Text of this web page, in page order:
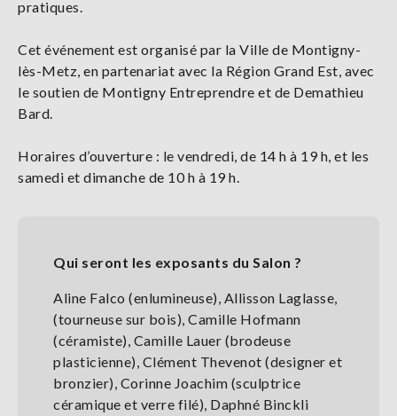
pratiques.
Cet événement est organisé par la Ville de Montigny-
lès-Metz, en partenariat avec la Région Grand Est, avec
le soutien de Montigny Entreprendre et de Demathieu
Bard.
Horaires d’ouverture : le vendredi, de 14 h à 19 h, et les
samedi et dimanche de 10 h à 19 h.
Qui seront les exposants du Salon ?
Aline Falco (enlumineuse), Allisson Laglasse,
(tourneuse sur bois), Camille Hofmann
(céramiste), Camille Lauer (brodeuse
plasticienne), Clément Thevenot (designer et
bronzier), Corinne Joachim (sculptrice
céramique et verre filé), Daphné Binckli